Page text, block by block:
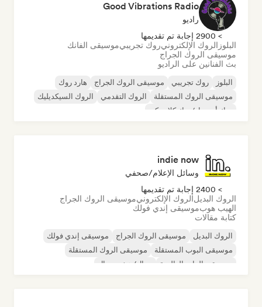
Good Vibrations Radio
راديو
> 2900 إجابة تم تقديمها
البلوز الروك الإلكترونيروك تجريبيموسيقى الفانك
موسيقى الروك الجراج
بث الفنانين على الراديو
البلوز روك تجريبي موسيقى الروك الجراج
هارد روك
موسيقى الروك المستقلة
الروك التقدمي
الروك السيكديليك
روك أند رول/روك كلاسيكي
indie now
وسائل الإعلام/صحفي
> 2400 إجابة تم تقديمها
الروك البديلالروك الإلكترونيموسيقى الروك الجراج
الهيب هوبموسيقى إندي فولك
كتابة مقالات
الروك البديل موسيقى الروك الجراج
موسيقى إندي فولك
موسيقى البوب المستقلة
موسيقى الروك المستقلة
موسيقى الراب العالمية
ميتال/هيفي ميتال